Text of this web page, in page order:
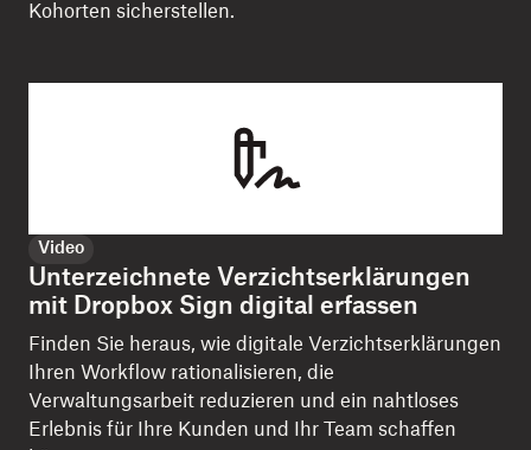
Kohorten sicherstellen.
Video
Unterzeichnete Verzichtserklärungen
mit Dropbox Sign digital erfassen
Finden Sie heraus, wie digitale Verzichtserklärungen
Ihren Workflow rationalisieren, die
Verwaltungsarbeit reduzieren und ein nahtloses
Erlebnis für Ihre Kunden und Ihr Team schaffen